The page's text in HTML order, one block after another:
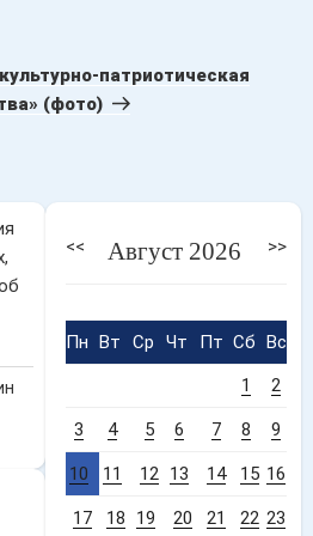
патриотическая
(фото)
<< Август 2026 >>
Пн Вт Ср Чт Пт Сб Вс
1
2
3 4 5 6 7 8 9
10 11 12 13 14 15 16
17 18 19 20 21 22 23